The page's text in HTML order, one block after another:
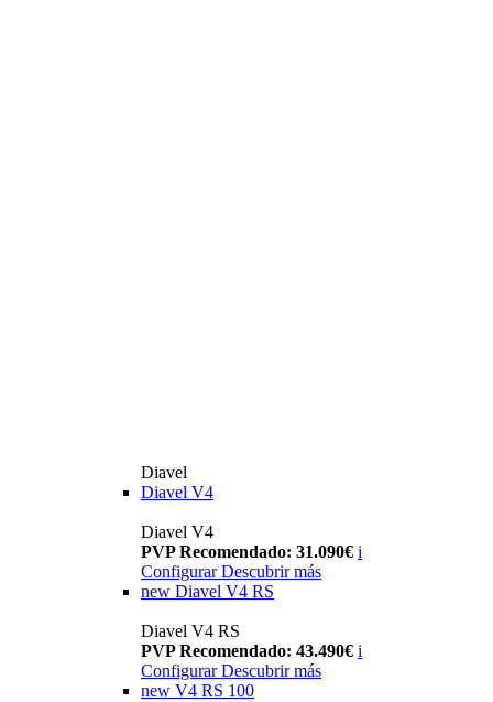
Diavel
Diavel V4
Diavel V4
PVP Recomendado: 31.090€ i
Configurar Descubrir más
new Diavel V4 RS
Diavel V4 RS
PVP Recomendado: 43.490€ i
Configurar Descubrir más
new V4 RS 100